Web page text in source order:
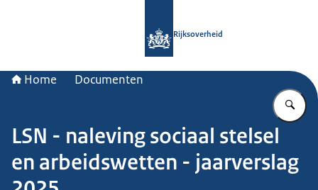
Rijksoverheid
Home Documenten
LSN - naleving sociaal stelsel
en arbeidswetten - jaarverslag